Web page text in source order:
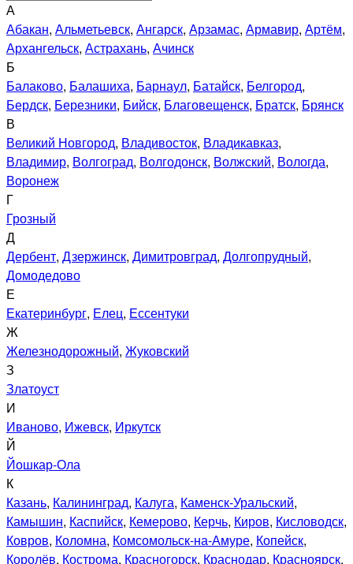
А
Абакан, Альметьевск, Ангарск, Арзамас, Армавир, Артём,
Архангельск, Астрахань, Ачинск
Б
Балаково, Балашиха, Барнаул, Батайск, Белгород,
Бердск, Березники, Бийск, Благовещенск, Братск, Брянск
В
Великий Новгород, Владивосток, Владикавказ,
Владимир, Волгоград, Волгодонск, Волжский, Вологда,
Воронеж
Г
Грозный
Д
Дербент, Дзержинск, Димитровград, Долгопрудный,
Домодедово
Е
Екатеринбург, Елец, Ессентуки
Ж
Железнодорожный, Жуковский
З
Златоуст
И
Иваново, Ижевск, Иркутск
Й
Йошкар-Ола
К
Казань, Калининград, Калуга, Каменск-Уральский,
Камышин, Каспийск, Кемерово, Керчь, Киров, Кисловодск,
Ковров, Коломна, Комсомольск-на-Амуре, Копейск,
Королёв, Кострома, Красногорск, Краснодар, Красноярск,